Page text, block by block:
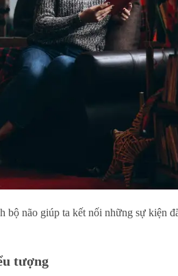
bộ não giúp ta kết nối những sự kiện
tượng